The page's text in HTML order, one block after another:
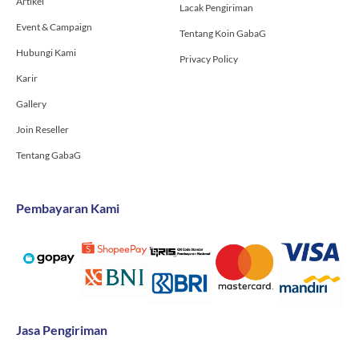
Event & Campaign
Hubungi Kami
Karir
Gallery
Join Reseller
Tentang GabaG
Lacak Pengiriman
Tentang Koin GabaG
Privacy Policy
Pembayaran Kami
Jasa Pengiriman